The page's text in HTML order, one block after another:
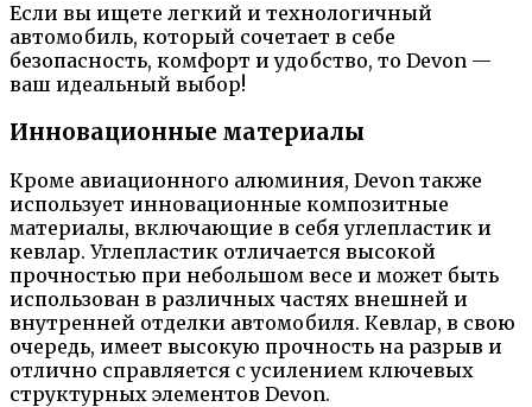
Если вы ищете легкий и технологичный
автомобиль, который сочетает в себе
безопасность, комфорт и удобство, то Devon —
ваш идеальный выбор!
Инновационные материалы
Кроме авиационного алюминия, Devon также
использует инновационные композитные
материалы, включающие в себя углепластик и
кевлар. Углепластик отличается высокой
прочностью при небольшом весе и может быть
использован в различных частях внешней и
внутренней отделки автомобиля. Кевлар, в свою
очередь, имеет высокую прочность на разрыв и
отлично справляется с усилением ключевых
структурных элементов Devon.